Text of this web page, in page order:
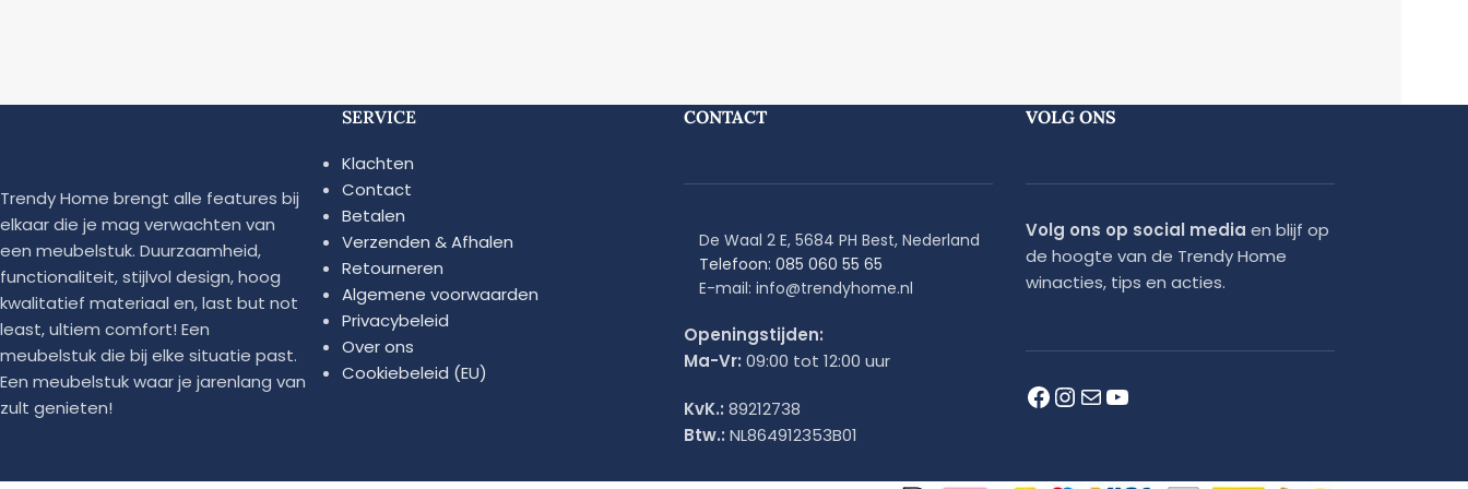
Trendy Home brengt alle features bij
elkaar die je mag verwachten van
een meubelstuk. Duurzaamheid,
functionaliteit, stijlvol design, hoog
kwalitatief materiaal en, last but not
least, ultiem comfort! Een
meubelstuk die bij elke situatie past.
Een meubelstuk waar je jarenlang van
zult genieten!
SERVICE
Klachten
Contact
Betalen
Verzenden & Afhalen
Retourneren
Algemene voorwaarden
Privacybeleid
Over ons
Cookiebeleid (EU)
CONTACT
De Waal 2 E, 5684 PH Best, Nederland
Telefoon: 085 060 55 65
E-mail: info@trendyhome.nl
Openingstijden:
Ma-Vr: 09:00 tot 12:00 uur
KvK.: 89212738
Btw.: NL864912353B01
VOLG ONS
Volg ons op social media en blijf op
de hoogte van de Trendy Home
winacties, tips en acties.